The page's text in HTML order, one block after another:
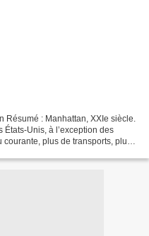
Résumé : Manhattan, XXIe siècle.
Unis, à l’exception des
plus de transports, plus